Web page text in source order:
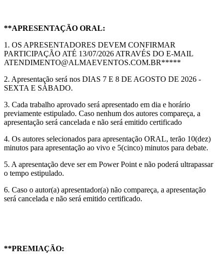
**APRESENTAÇÃO ORAL:
1. OS APRESENTADORES DEVEM CONFIRMAR
PARTICIPAÇÃO ATÉ 13/07/2026 ATRAVÉS DO E-MAIL
ATENDIMENTO@ALMAEVENTOS.COM.BR*****
2. Apresentação será nos DIAS 7 E 8 DE AGOSTO DE 2026 -
SEXTA E SÁBADO.
3. Cada trabalho aprovado será apresentado em dia e horário
previamente estipulado. Caso nenhum dos autores compareça, a
apresentação será cancelada e não será emitido certificado
4. Os autores selecionados para apresentação ORAL, terão 10(dez)
minutos para apresentação ao vivo e 5(cinco) minutos para debate.
5. A apresentação deve ser em Power Point e não poderá ultrapassar
o tempo estipulado.
6. Caso o autor(a) apresentador(a) não compareça, a apresentação
será cancelada e não será emitido certificado.
**PREMIAÇÃO: